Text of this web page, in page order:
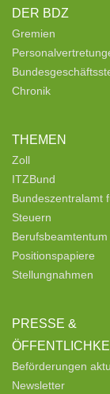
DER BDZ
Gremien
Chronik
THEMEN
Zoll
ITZBund
Bundeszentralamt
Steuern
Berufsbeamtentum
Positionspapiere
Stellungnahmen
PRESSE &
Beförderungen
Newsletter